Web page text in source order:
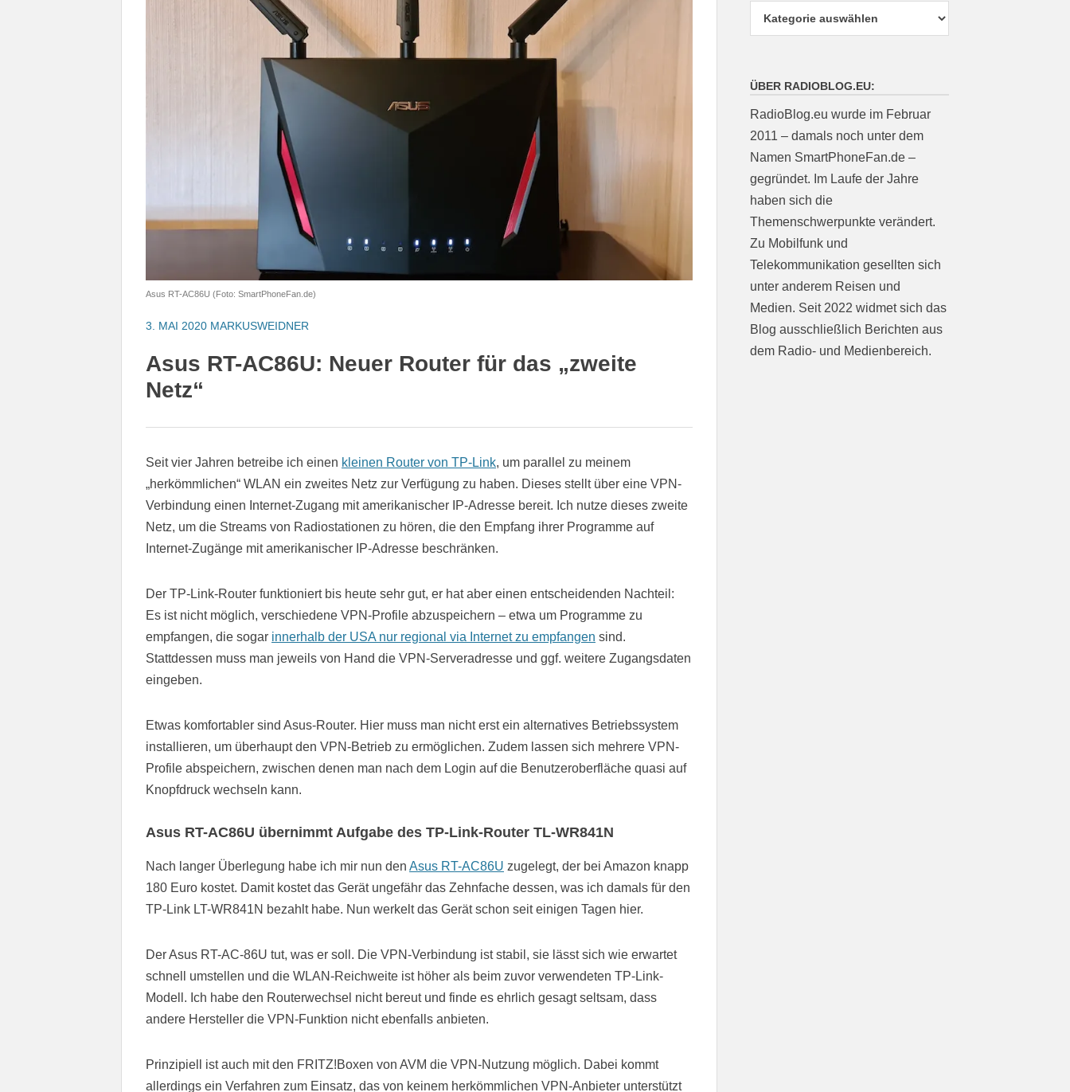
Asus RT-AC86U (Foto: SmartPhoneFan.de)
3. MAI 2020 MARKUSWEIDNER
Asus RT-AC86U: Neuer Router für das „zweite
Netz“
Seit vier Jahren betreibe ich einen kleinen Router von TP-Link, um parallel zu meinem
„herkömmlichen“ WLAN ein zweites Netz zur Verfügung zu haben. Dieses stellt über eine VPN-
Verbindung einen Internet-Zugang mit amerikanischer IP-Adresse bereit. Ich nutze dieses zweite
Netz, um die Streams von Radiostationen zu hören, die den Empfang ihrer Programme auf
Internet-Zugänge mit amerikanischer IP-Adresse beschränken.
Der TP-Link-Router funktioniert bis heute sehr gut, er hat aber einen entscheidenden Nachteil:
Es ist nicht möglich, verschiedene VPN-Profile abzuspeichern – etwa um Programme zu
empfangen, die sogar innerhalb der USA nur regional via Internet zu empfangen sind.
Stattdessen muss man jeweils von Hand die VPN-Serveradresse und ggf. weitere Zugangsdaten
eingeben.
Etwas komfortabler sind Asus-Router. Hier muss man nicht erst ein alternatives Betriebssystem
installieren, um überhaupt den VPN-Betrieb zu ermöglichen. Zudem lassen sich mehrere VPN-
Profile abspeichern, zwischen denen man nach dem Login auf die Benutzeroberfläche quasi auf
Knopfdruck wechseln kann.
Asus RT-AC86U übernimmt Aufgabe des TP-Link-Router TL-WR841N
Nach langer Überlegung habe ich mir nun den Asus RT-AC86U zugelegt, der bei Amazon knapp
180 Euro kostet. Damit kostet das Gerät ungefähr das Zehnfache dessen, was ich damals für den
TP-Link LT-WR841N bezahlt habe. Nun werkelt das Gerät schon seit einigen Tagen hier.
Der Asus RT-AC-86U tut, was er soll. Die VPN-Verbindung ist stabil, sie lässt sich wie erwartet
schnell umstellen und die WLAN-Reichweite ist höher als beim zuvor verwendeten TP-Link-
Modell. Ich habe den Routerwechsel nicht bereut und finde es ehrlich gesagt seltsam, dass
andere Hersteller die VPN-Funktion nicht ebenfalls anbieten.
Prinzipiell ist auch mit den FRITZ!Boxen von AVM die VPN-Nutzung möglich. Dabei kommt
allerdings ein Verfahren zum Einsatz, das von keinem herkömmlichen VPN-Anbieter unterstützt
ÜBER RADIOBLOG.EU:
RadioBlog.eu wurde im Februar
2011 – damals noch unter dem
Namen SmartPhoneFan.de –
gegründet. Im Laufe der Jahre
haben sich die
Themenschwerpunkte verändert.
Zu Mobilfunk und
Telekommunikation gesellten sich
unter anderem Reisen und
Medien. Seit 2022 widmet sich das
Blog ausschließlich Berichten aus
dem Radio- und Medienbereich.